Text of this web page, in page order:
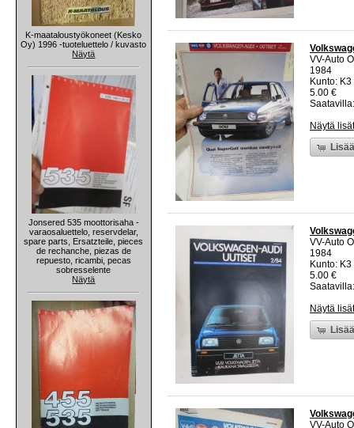
K-maataloustyökoneet (Kesko
Oy) 1996 -tuoteluettelo / kuvasto
Näytä
Jonsered 535 moottorisaha -
varaosaluettelo, reservdelar,
spare parts, Ersatzteile, pieces
de rechanche, piezas de
repuesto, ricambi, pecas
sobresselente
Näytä
VV-Auto
1984
Kunto:
5.00 €
Näytä
VV-Auto
1984
Kunto:
5.00 €
Näytä
VV-Auto